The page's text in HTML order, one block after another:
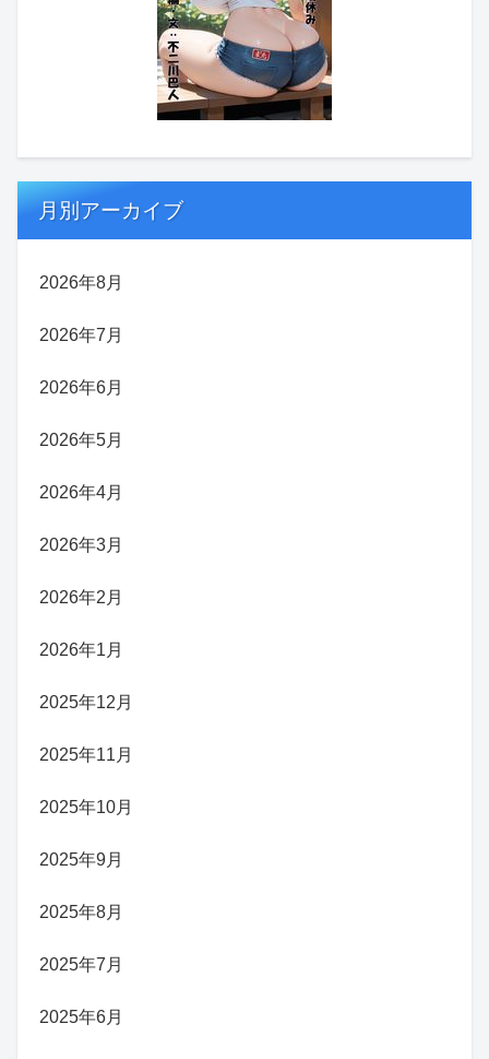
月別アーカイブ
2026年8月
2026年7月
2026年6月
2026年5月
2026年4月
2026年3月
2026年2月
2026年1月
2025年12月
2025年11月
2025年10月
2025年9月
2025年8月
2025年7月
2025年6月